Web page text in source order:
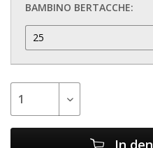
BAMBINO BERTACCHE: